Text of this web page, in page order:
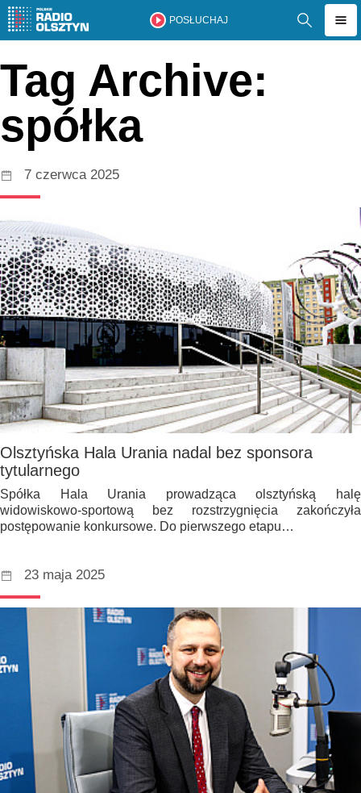
POSŁUCHAJ
Tag Archive:
spółka
7 czerwca 2025
Olsztyńska Hala Urania nadal bez sponsora
tytularnego
Spółka Hala Urania prowadząca olsztyńską halę
widowiskowo-sportową bez rozstrzygnięcia zakończyła
postępowanie konkursowe. Do pierwszego etapu…
23 maja 2025